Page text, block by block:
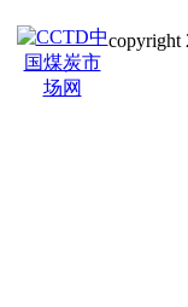
copyright